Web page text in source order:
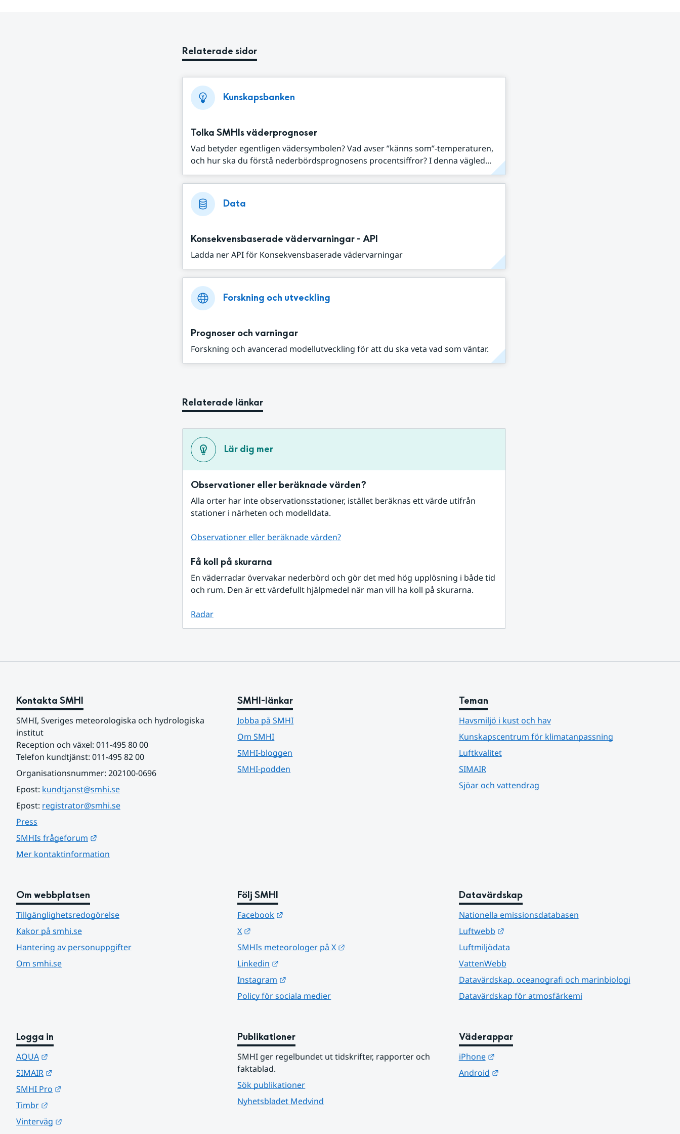
Relaterade sidor
Kunskapsbanken
Tolka SMHIs väderprognoser
Vad betyder egentligen vädersymbolen? Vad avser ”känns som”-temperaturen,
och hur ska du förstå nederbördsprognosens procentsiffror? I denna vägled...
Data
Konsekvensbaserade vädervarningar - API
Ladda ner API för Konsekvensbaserade vädervarningar
Forskning och utveckling
Prognoser och varningar
Forskning och avancerad modellutveckling för att du ska veta vad som väntar.
Relaterade länkar
Lär dig mer
Observationer eller beräknade värden?
Alla orter har inte observationsstationer, istället beräknas ett värde utifrån
stationer i närheten och modelldata.
Observationer eller beräknade värden?
Få koll på skurarna
En väderradar övervakar nederbörd och gör det med hög upplösning i både tid
och rum. Den är ett värdefullt hjälpmedel när man vill ha koll på skurarna.
Radar
Kontakta SMHI
SMHI, Sveriges meteorologiska och hydrologiska
institut
Reception och växel: 011-495 80 00
Telefon kundtjänst: 011-495 82 00
Organisationsnummer: 202100-0696
Epost: kundtjanst@smhi.se
Epost: registrator@smhi.se
Press
SMHIs frågeforum
Mer kontaktinformation
SMHI-länkar
Jobba på SMHI
Om SMHI
SMHI-bloggen
SMHI-podden
Teman
Havsmiljö i kust och hav
Kunskapscentrum för klimatanpassning
Luftkvalitet
SIMAIR
Sjöar och vattendrag
Om webbplatsen
Tillgänglighetsredogörelse
Kakor på smhi.se
Hantering av personuppgifter
Om smhi.se
Följ SMHI
Facebook
X
SMHIs meteorologer på X
Linkedin
Instagram
Policy för sociala medier
Datavärdskap
Nationella emissionsdatabasen
Luftwebb
Länk till annan webbplats.
Luftmiljödata
VattenWebb
Datavärdskap, oceanografi och marinbiologi
Datavärdskap för atmosfärkemi
Logga in
AQUA
SIMAIR
SMHI Pro
Timbr
Vinterväg
Publikationer
SMHI ger regelbundet ut tidskrifter, rapporter och
faktablad.
Sök publikationer
Nyhetsbladet Medvind
Väderappar
iPhone
Länk till annan webbplats.
Android
Länk till annan webbplats.